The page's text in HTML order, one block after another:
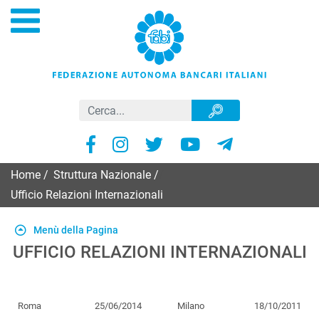
Home Struttura Nazionale
Ufficio Relazioni Internazionali
Menù della Pagina
UFFICIO RELAZIONI INTERNAZIONALI
Roma 25/06/2014 Milano 18/10/2011